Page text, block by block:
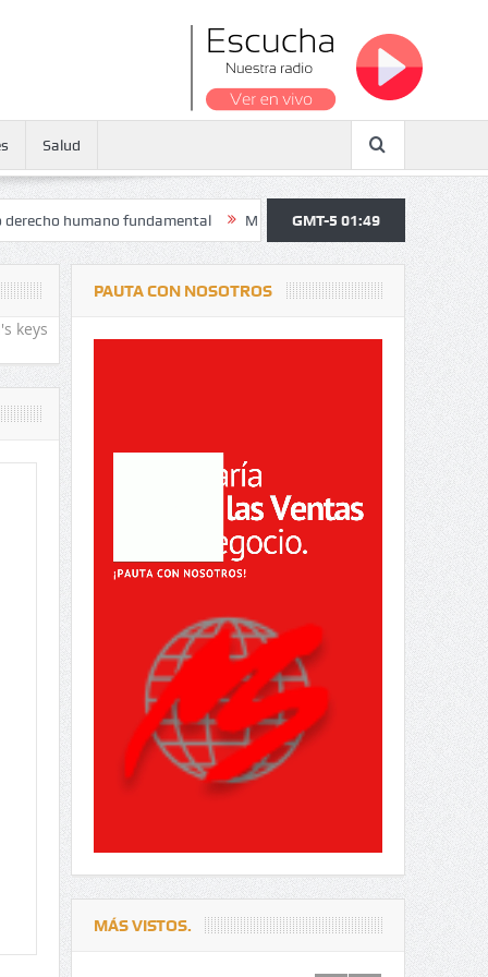
Salud
fundamental Maratón atendió a más de 38.000 jóvenes y
GMT-5 01:49
keys
PAUTA CON NOSOTROS
MÁS VISTOS.